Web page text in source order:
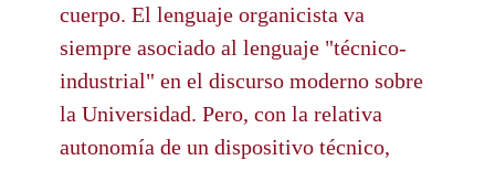
cuerpo. El lenguaje organicista va
siempre asociado al lenguaje "técnico-
industrial" en el discurso moderno sobre
la Universidad. Pero, con la relativa
autonomía de un dispositivo técnico,